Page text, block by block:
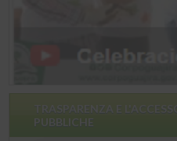
PUBBLICHE